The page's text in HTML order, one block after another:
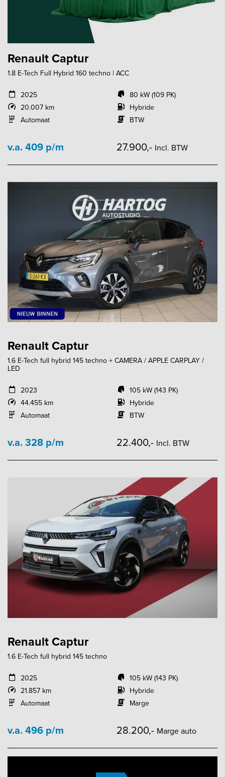
Renault Captur
1.8 E-Tech Full Hybrid 160 techno | ACC
2025
20.007 km
Automaat
80 kW (109 PK)
Hybride
BTW
v.a. 409 p/m 27.900,- Incl. BTW
Renault Captur
1.6 E-Tech full hybrid 145 techno + CAMERA / APPLE CARPLAY /
LED
2023
44.455 km
Automaat
105 kW (143 PK)
Hybride
BTW
v.a. 328 p/m 22.400,- Incl. BTW
Renault Captur
1.6 E-Tech full hybrid 145 techno
2025
21.857 km
Automaat
105 kW (143 PK)
Hybride
Marge
v.a. 496 p/m 28.200,- Marge auto